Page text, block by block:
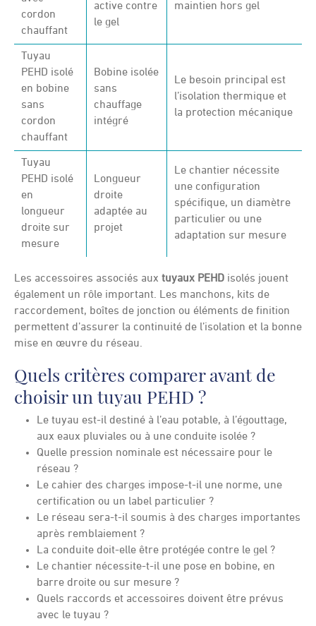
cordon
chauffant
active contre
le gel
maintien hors gel
Tuyau
PEHD isolé
en bobine
sans
cordon
chauffant
Bobine isolée
sans
chauffage
intégré
Le besoin principal est
l’isolation thermique et
la protection mécanique
Tuyau
PEHD isolé
en
longueur
droite sur
mesure
Longueur
droite
adaptée au
projet
Le chantier nécessite
une configuration
spécifique, un diamètre
particulier ou une
adaptation sur mesure
Les accessoires associés aux tuyaux PEHD isolés jouent
également un rôle important. Les manchons, kits de
raccordement, boîtes de jonction ou éléments de finition
permettent d’assurer la continuité de l’isolation et la bonne
mise en œuvre du réseau.
Quels critères comparer avant de
choisir un tuyau PEHD ?
Le tuyau est-il destiné à l’eau potable, à l’égouttage,
aux eaux pluviales ou à une conduite isolée ?
Quelle pression nominale est nécessaire pour le
réseau ?
Le cahier des charges impose-t-il une norme, une
certification ou un label particulier ?
Le réseau sera-t-il soumis à des charges importantes
après remblaiement ?
La conduite doit-elle être protégée contre le gel ?
Le chantier nécessite-t-il une pose en bobine, en
barre droite ou sur mesure ?
Quels raccords et accessoires doivent être prévus
avec le tuyau ?